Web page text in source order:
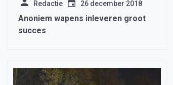
Redactie 26 december 2018
Anoniem wapens inleveren groot
succes